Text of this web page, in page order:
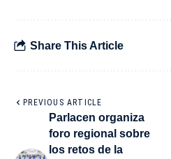
Share This Article
PREVIOUS ARTICLE
Parlacen organiza
foro regional sobre
los retos de la